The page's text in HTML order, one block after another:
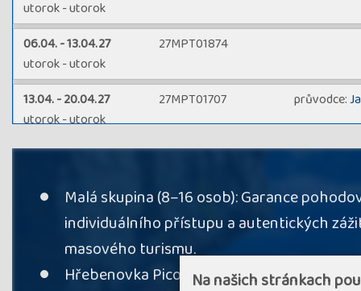
utorok - utorok
06.04. - 13.04.27
utorok - utorok
27MPT01874
13.04. - 20.04.27
utorok - utorok
průvodce:
27MPT01707
11.05. - 18.05.27
období
27MPT02729
utorok - utorok
období
Romana
27MPT02708
08.06. - 15.06.27
utorok - utorok
27MPT01730
Malá skupina (8–16 osob): Garance
individuálního přístupu a autentických
masového turismu.
Hřebenovka Pico do Arieiro – Pico Ruivo:
Na našich stránkach